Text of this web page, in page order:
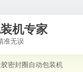
机专家
准无误
密封圈自动包装机